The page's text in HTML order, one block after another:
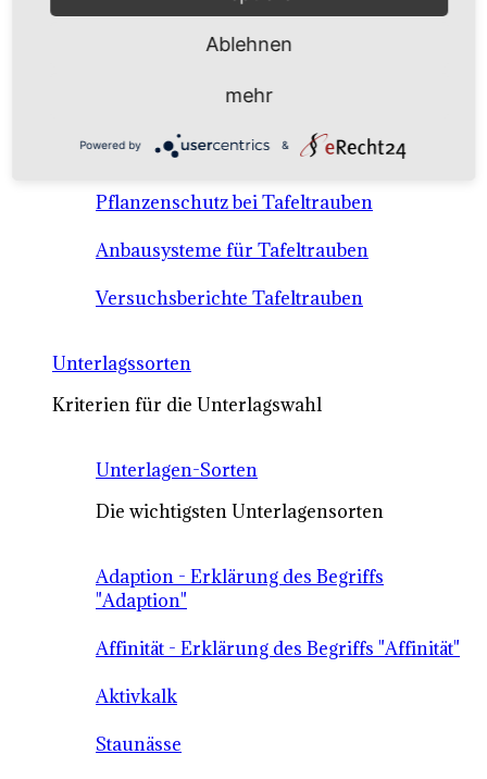
Anbausysteme & Recht
Tafeltrauben A-Z Sortenbeschreibungen
Tafeltraubenanbau - rechtliche
Voraussetzungen
Pflanzenschutz bei Tafeltrauben
Anbausysteme für Tafeltrauben
Versuchsberichte Tafeltrauben
Unterlagssorten
Kriterien für die Unterlagswahl
Unterlagen-Sorten
Die wichtigsten Unterlagensorten
Adaption - Erklärung des Begriffs
"Adaption"
Affinität - Erklärung des Begriffs "Affinität"
Aktivkalk
Staunässe
Ablehnen
mehr
Powered by &